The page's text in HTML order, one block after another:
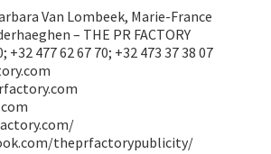
Van Lombeek, Marie-France
– THE PR FACTORY
+32 477 62 67 70; +32 473 37 38 07
theprfactorypublicity/